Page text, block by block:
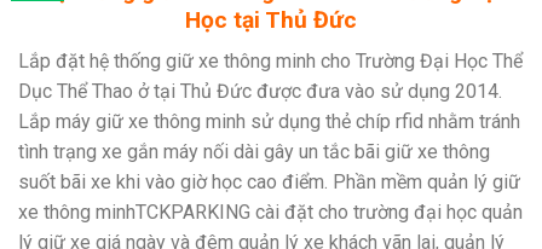
Học tại Thủ Đức
Lắp đặt hệ thống giữ xe thông minh cho Trường Đại Học Thể
Dục Thể Thao ở tại Thủ Đức được đưa vào sử dụng 2014.
Lắp máy giữ xe thông minh sử dụng thẻ chíp rfid nhằm tránh
tình trạng xe gắn máy nối dài gây un tắc bãi giữ xe thông
suốt bãi xe khi vào giờ học cao điểm. Phần mềm quản lý giữ
xe thông minhTCKPARKING cài đặt cho trường đại học quản
lý giữ xe giá ngày và đêm quản lý xe khách vãn lai, quản lý